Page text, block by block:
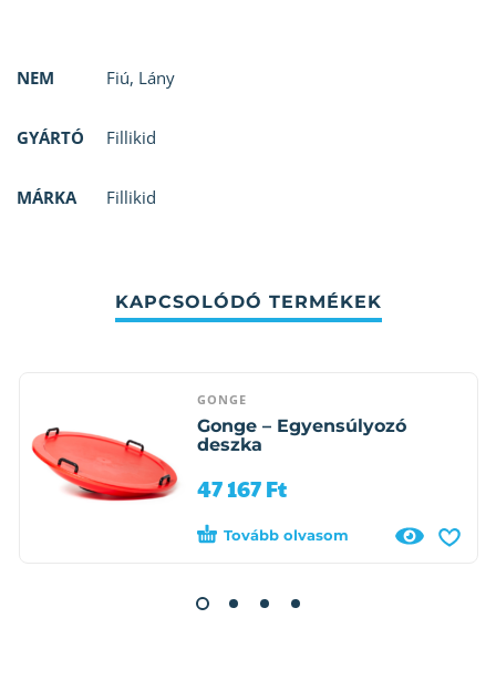
NEM Fiú, Lány
GYÁRTÓ Fillikid
MÁRKA Fillikid
KAPCSOLÓDÓ TERMÉKEK
GONGE
Gonge – Egyensúlyozó
deszka
47 167Ft
Tovább olvasom